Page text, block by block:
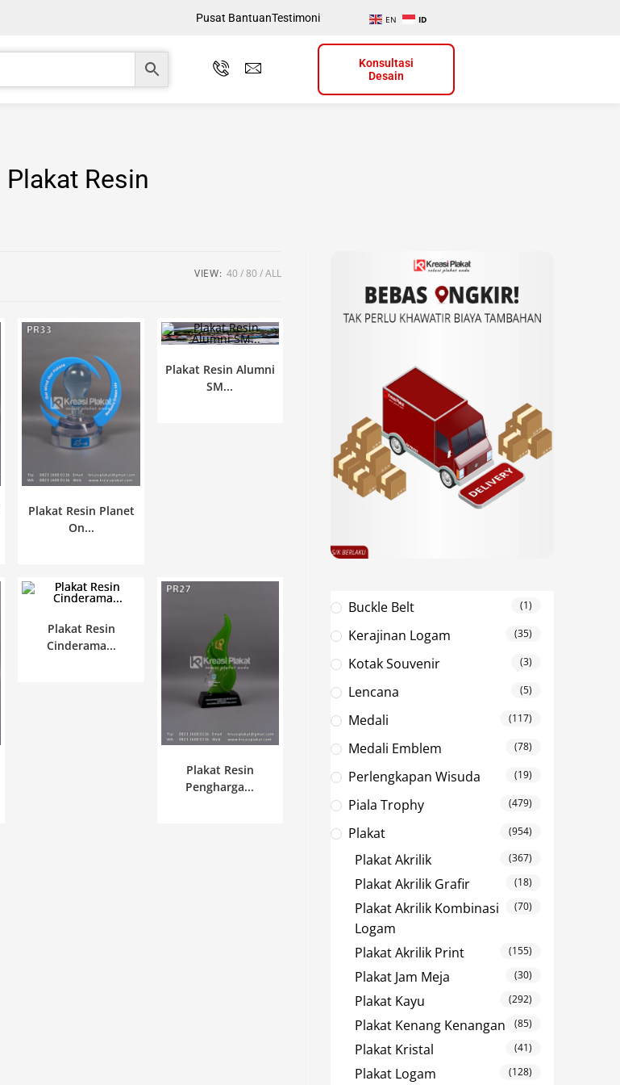
Pusat BantuanTestimoni EN ID
Konsultasi
Desain
Plakat Resin
VIEW: 40 80 ALL
Plakat Resin Planet
On...
Plakat Resin Alumni
SM...
Plakat Resin
Cinderama...
Plakat Resin
Pengharga...
Buckle Belt (1)
Kerajinan Logam (35)
Kotak Souvenir (3)
Lencana (5)
Medali (117)
Medali Emblem (78)
Perlengkapan Wisuda (19)
Piala Trophy (479)
Plakat (954)
Plakat Akrilik (367)
Plakat Akrilik Grafir (18)
Plakat Akrilik Kombinasi
Logam
(70)
Plakat Akrilik Print (155)
Plakat Jam Meja (30)
Plakat Kayu (292)
Plakat Kenang Kenangan (85)
Plakat Kristal (41)
Plakat Logam (128)